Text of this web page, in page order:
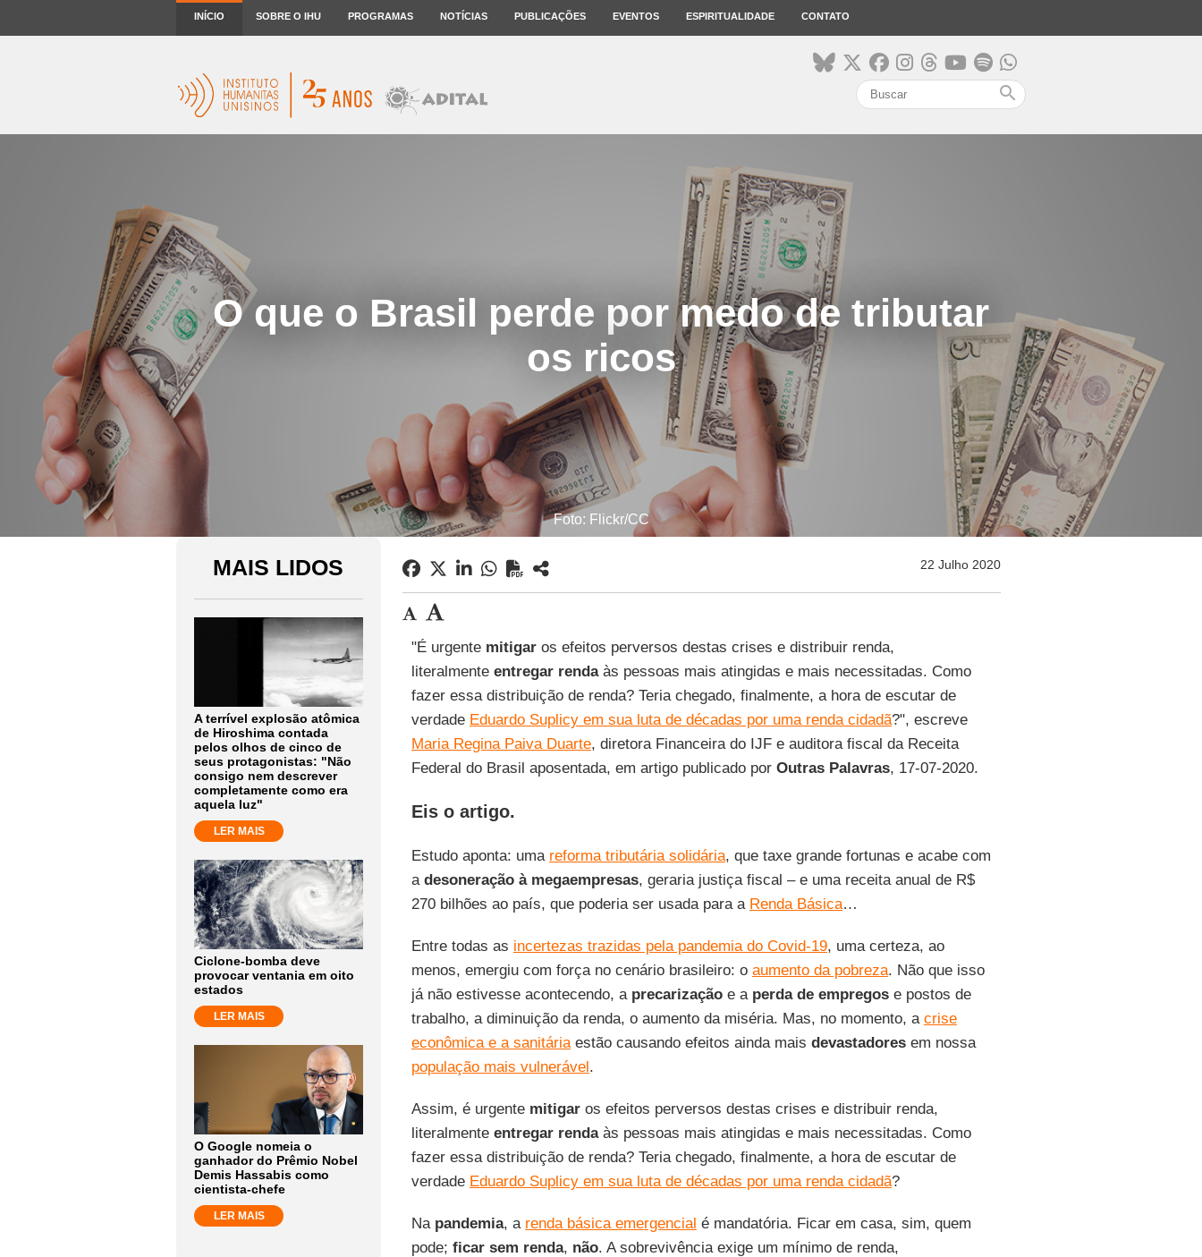
INÍCIO SOBRE O IHU PROGRAMAS NOTÍCIAS PUBLICAÇÕES EVENTOS ESPIRITUALIDADE CONTATO
search
O que o Brasil perde por medo de tributar
os ricos
Foto: Flickr/CC
MAIS LIDOS
A terrível explosão atômica
de Hiroshima contada
pelos olhos de cinco de
seus protagonistas: "Não
consigo nem descrever
completamente como era
aquela luz"
LER MAIS
Ciclone-bomba deve
provocar ventania em oito
estados
LER MAIS
O Google nomeia o
ganhador do Prêmio Nobel
Demis Hassabis como
cientista-chefe
LER MAIS
22 Julho 2020
"É urgente mitigaros efeitos perversos destas crises e distribuir renda,
literalmente entregar rendaàs pessoas mais atingidas e mais necessitadas. Como
fazer essa distribuição de renda? Teria chegado, finalmente, a hora de escutar de
verdade Eduardo Suplicy em sua luta de décadas por uma renda cidadã?", escreve
Maria Regina Paiva Duarte, diretora Financeira do IJF e auditora fiscal da Receita
Federal do Brasil aposentada, em artigo publicado porOutras Palavras, 17-07-2020.
Eis o artigo.
Estudo aponta: uma reforma tributária solidária, que taxe grande fortunas e acabe com
adesoneração à megaempresas, geraria justiça fiscal – e uma receita anual de R$
270 bilhões ao país, que poderia ser usada para a Renda Básica…
Entre todas as incertezas trazidas pela pandemia do Covid-19, uma certeza, ao
menos, emergiu com força no cenário brasileiro: o aumento da pobreza. Não que isso
já não estivesse acontecendo, a precarizaçãoe a perda de empregose postos de
trabalho, a diminuição da renda, o aumento da miséria. Mas, no momento, a crise
econômica e a sanitáriaestão causando efeitos ainda mais devastadoresem nossa
população mais vulnerável.
Assim, é urgente mitigaros efeitos perversos destas crises e distribuir renda,
literalmente entregar rendaàs pessoas mais atingidas e mais necessitadas. Como
fazer essa distribuição de renda? Teria chegado, finalmente, a hora de escutar de
verdade Eduardo Suplicy em sua luta de décadas por uma renda cidadã?
Na pandemia, a renda básica emergencial é mandatória. Ficar em casa, sim, quem
pode; ficar sem renda, não. A sobrevivência exige um mínimo de renda,